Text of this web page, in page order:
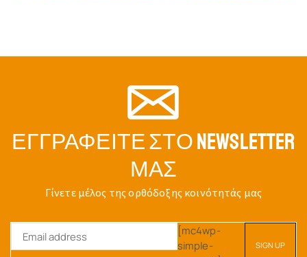
ΕΓΓΡΑΦΕΊΤΕ ΣΤΟ NEWSLETTER
ΜΑΣ
Γίνετε μέλος της ορθόδοξης κοινότητάς μας
[mc4wp-
simple-